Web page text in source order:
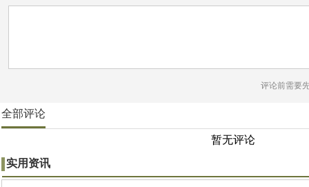
评论前需要
全部评论
暂无评论
实用资讯